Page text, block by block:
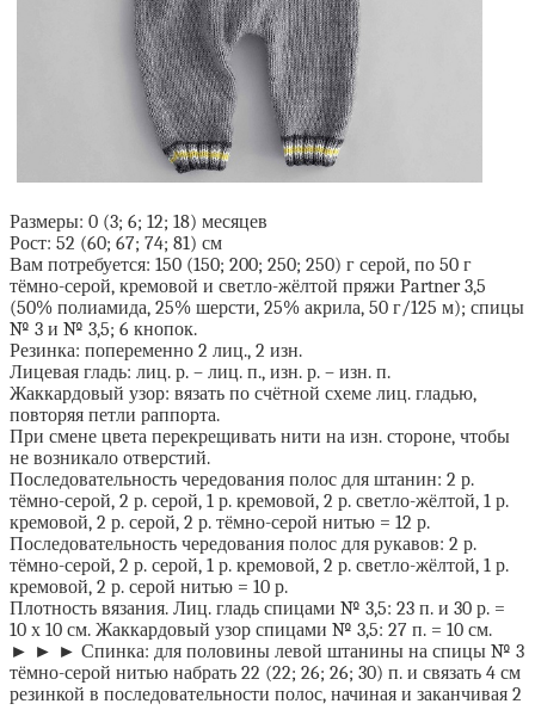
Размеры: 0 (3; 6; 12; 18) месяцев
Рост: 52 (60; 67; 74; 81) см
Вам потребуется: 150 (150; 200; 250; 250) г серой, по 50 г
тёмно-серой, кремовой и светло-жёлтой пряжи Partner 3,5
(50% полиамида, 25% шерсти, 25% акрила, 50 г/125 м); спицы
№ 3 и № 3,5; 6 кнопок.
Резинка: попеременно 2 лиц., 2 изн.
Лицевая гладь: лиц. р. – лиц. п., изн. р. – изн. п.
Жаккардовый узор: вязать по счётной схеме лиц. гладью,
повторяя петли раппорта.
При смене цвета перекрещивать нити на изн. стороне, чтобы
не возникало отверстий.
Последовательность чередования полос для штанин: 2 р.
тёмно-серой, 2 р. серой, 1 р. кремовой, 2 р. светло-жёлтой, 1 р.
кремовой, 2 р. серой, 2 р. тёмно-серой нитью = 12 р.
Последовательность чередования полос для рукавов: 2 р.
тёмно-серой, 2 р. серой, 1 р. кремовой, 2 р. светло-жёлтой, 1 р.
кремовой, 2 р. серой нитью = 10 р.
Плотность вязания. Лиц. гладь спицами № 3,5: 23 п. и 30 р. =
10 х 10 см. Жаккардовый узор спицами № 3,5: 27 п. = 10 см.
► ► ► Спинка: для половины левой штанины на спицы № 3
тёмно-серой нитью набрать 22 (22; 26; 26; 30) п. и связать 4 см
резинкой в последовательности полос, начиная и заканчивая 2